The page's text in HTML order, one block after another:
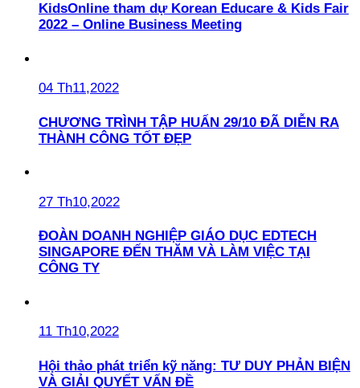
KidsOnline tham dự Korean Educare & Kids Fair
2022 – Online Business Meeting
04 Th11,2022
CHƯƠNG TRÌNH TẬP HUẤN 29/10 ĐÃ DIỄN RA
THÀNH CÔNG TỐT ĐẸP
27 Th10,2022
ĐOÀN DOANH NGHIỆP GIÁO DỤC EDTECH
SINGAPORE ĐẾN THĂM VÀ LÀM VIỆC TẠI
CÔNG TY
11 Th10,2022
Hội thảo phát triển kỹ năng: TƯ DUY PHẢN BIỆN
VÀ GIẢI QUYẾT VẤN ĐỀ